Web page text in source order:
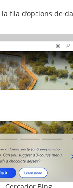
fila d’opcions de